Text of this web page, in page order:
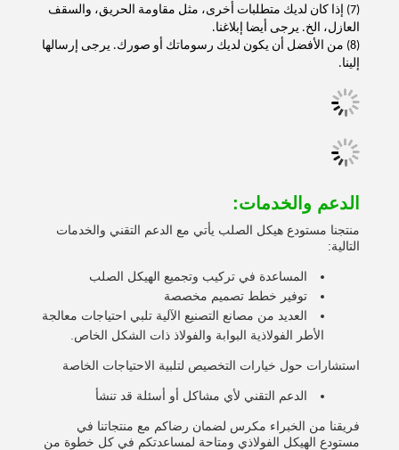
(7) إذا كان لديك متطلبات أخرى، مثل مقاومة الحريق، والسقف
العازل، الخ. يرجى أيضا إبلاغنا.
(8) من الأفضل أن يكون لديك رسوماتك أو صورك. يرجى إرسالها
إلينا.
الدعم والخدمات:
منتجنا مستودع هيكل الصلب يأتي مع الدعم التقني والخدمات
التالية:
المساعدة في تركيب وتجميع الهيكل الصلب
توفير خطط تصميم مخصصة
العديد من مصانع التصنيع الآلية تلبي احتياجات معالجة
الأطر الفولاذية البوابة والفولاذ ذات الشكل الخاص.
استشارات حول خيارات التخصيص لتلبية الاحتياجات الخاصة
الدعم التقني لأي مشاكل أو أسئلة قد تنشأ
فريقنا من الخبراء مكرس لضمان رضاكم مع منتجاتنا في
مستودع الهيكل الفولاذي ومتاحة لمساعدتكم في كل خطوة من